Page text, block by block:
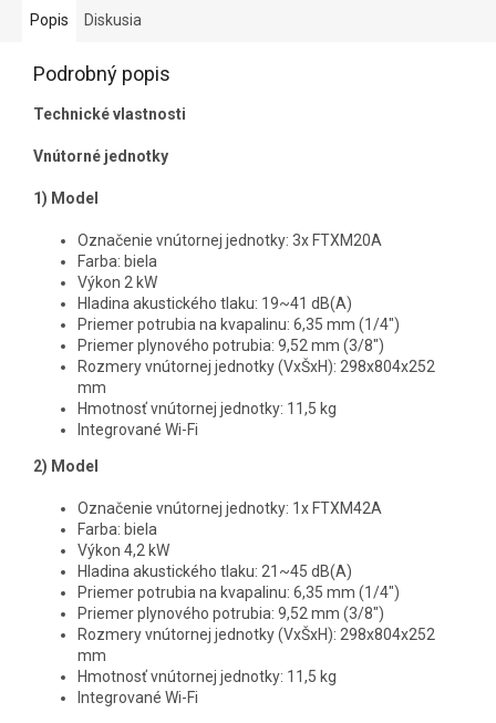
Popis Diskusia
Podrobný popis
Technické vlastnosti
Vnútorné jednotky
1) Model
Označenie vnútornej jednotky: 3x FTXM20A
Farba: biela
Výkon 2 kW
Hladina akustického tlaku: 19~41 dB(A)
Priemer potrubia na kvapalinu: 6,35 mm (1/4")
Priemer plynového potrubia: 9,52 mm (3/8")
Rozmery vnútornej jednotky (VxŠxH): 298x804x252
mm
Hmotnosť vnútornej jednotky: 11,5 kg
Integrované Wi-Fi
2) Model
Označenie vnútornej jednotky: 1x FTXM42A
Farba: biela
Výkon 4,2 kW
Hladina akustického tlaku: 21~45 dB(A)
Priemer potrubia na kvapalinu: 6,35 mm (1/4")
Priemer plynového potrubia: 9,52 mm (3/8")
Rozmery vnútornej jednotky (VxŠxH): 298x804x252
mm
Hmotnosť vnútornej jednotky: 11,5 kg
Integrované Wi-Fi